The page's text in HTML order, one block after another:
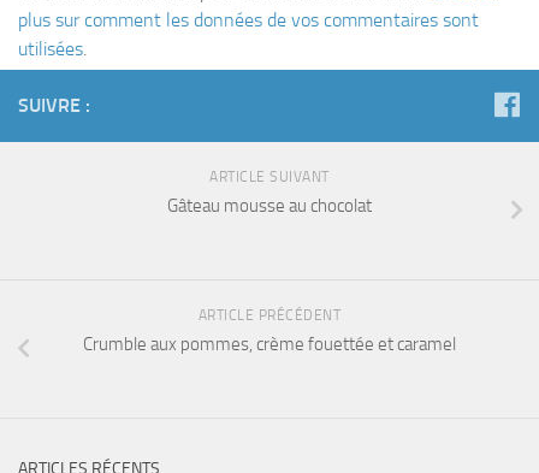
plus sur comment les données de vos commentaires sont
utilisées
SUIVRE :
ARTICLE SUIVANT
Gâteau mousse au chocolat
ARTICLE PRÉCÉDENT
Crumble aux pommes, crème fouettée et caramel
ARTICLES RÉCENTS